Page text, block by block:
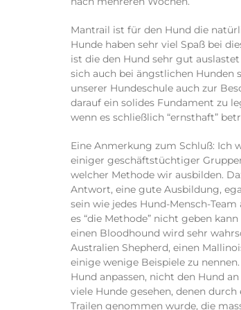
Mantrail ist für den Hund die
Hunde haben sehr viel Spaß bei
ist die den Hund sehr gut
sich auch bei ängstlichen Hunden
unserer Hundeschule auch zur
darauf ein solides Fundament zu
wenn es schließlich “ernsthaft”
Eine Anmerkung zum Schluß: Ich
einiger geschäftstüchtiger
welcher Methode wir ausbilden.
Antwort, eine gute Ausbildung,
sein wie jedes Hund-Mensch-
es “die Methode” nicht geben
einen Bloodhound wird sehr
Australien Shepherd, einen
einige wenige Beispiele zu
Hund anpassen, nicht den Hund
viele Hunde gesehen, denen
Trailen genommen wurde, die